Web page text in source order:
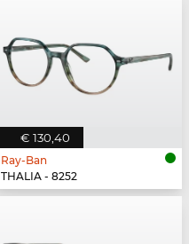
€ 130,40
Ray-Ban
THALIA - 8252